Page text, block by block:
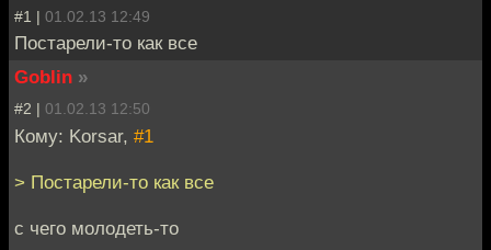
#1 | 01.02.13 12:49
Постарели-то как все
Goblin »
#2 | 01.02.13 12:50
Кому: Korsar, #1
> Постарели-то как все
с чего молодеть-то